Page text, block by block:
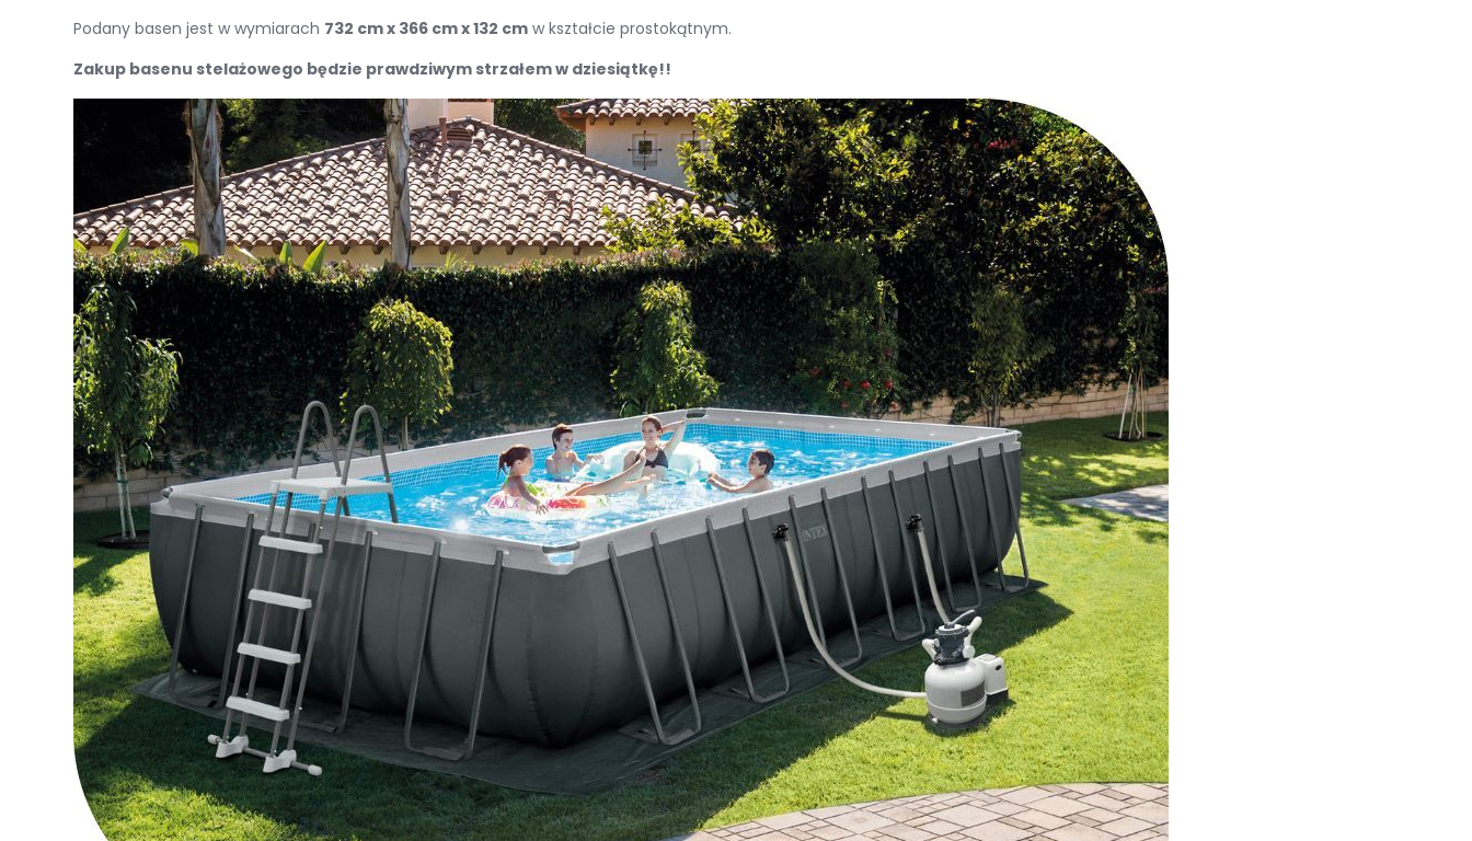
Podany basen jest w wymiarach 732 cm x 366 cm x 132 cm w kształcie prostokątnym.
Zakup basenu stelażowego będzie prawdziwym strzałem w dziesiątkę!!